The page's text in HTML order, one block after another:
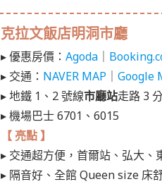
克拉文飯店明洞市廳
▸ 優惠房價： Agoda
▸ 交通： NAVER MAP
Google
▸ 地鐵 1、2 號線市廳站走路 3
▸ 機場巴士 6701、6015
【 亮點 】
▸ 交通超方便，首爾站、弘大、
▸ 隔音好、全館 Queen size 床